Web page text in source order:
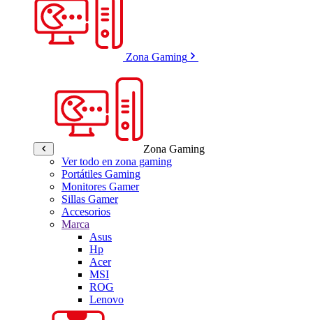
Zona Gaming
Zona Gaming
Ver todo en zona gaming
Portátiles Gaming
Monitores Gamer
Sillas Gamer
Accesorios
Marca
Asus
Hp
Acer
MSI
ROG
Lenovo